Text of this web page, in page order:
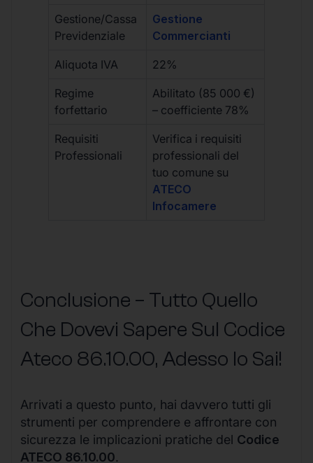
Gestione/Cassa
Previdenziale
Gestione
Commercianti
Aliquota IVA 22%
Regime
forfettario
Abilitato (85 000 €)
– coefficiente 78%
Requisiti
Professionali
Verifica i requisiti
professionali del
tuo comune su
ATECO
Infocamere
Conclusione – Tutto Quello
Che Dovevi Sapere Sul Codice
Ateco 86.10.00, Adesso lo Sai!
Arrivati a questo punto, hai davvero tutti gli
strumenti per comprendere e affrontare con
sicurezza le implicazioni pratiche del Codice
ATECO 86.10.00.